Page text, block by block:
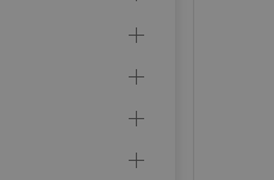
Unbedingt erforderliche
Kontoverwaltung. Ohne
Name
mage-translation-file-